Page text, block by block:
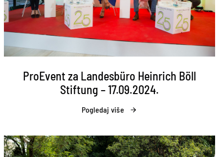
ProEvent za Landesbüro Heinrich Böll
Stiftung – 17.09.2024.
Pogledaj više